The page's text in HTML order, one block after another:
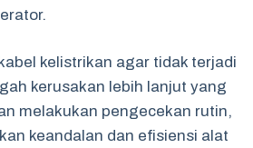
kelistrikan agar tidak terjadi
kerusakan lebih lanjut yang
melakukan pengecekan rutin,
keandalan dan efisiensi alat